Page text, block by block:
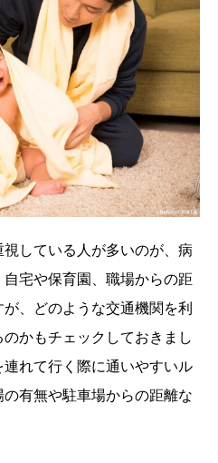
している人が多いのが、病
宅や保育園、職場からの距
、どのような交通機関を利
かもチェックしておきまし
れて行く際に通いやすいル
有無や駐車場からの距離な